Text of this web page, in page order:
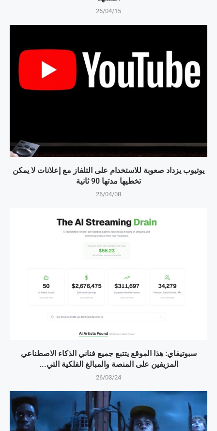
26/04/15
يوتيوب يزداد صعوبة للاستخدام على التلفاز مع إعلانات لا يمكن
تخطيها مدتها 90 ثانية
26/04/08
سبوتيفاي: هذا الموقع يتتبع جميع فناني الذكاء الاصطناعي
المزيفين على المنصة والمبالغ الفلكية التي...
26/03/24